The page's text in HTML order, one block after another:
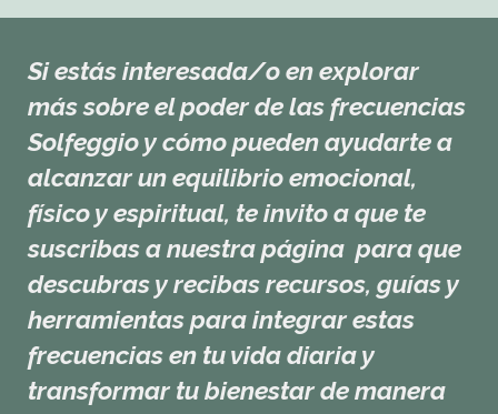
Si estás interesada/o en explorar
más sobre el poder de las frecuencias
Solfeggio y cómo pueden ayudarte a
alcanzar un equilibrio emocional,
físico y espiritual, te invito a que te
suscribas a nuestra página para que
descubras y recibas recursos, guías y
herramientas para integrar estas
frecuencias en tu vida diaria y
transformar tu bienestar de manera